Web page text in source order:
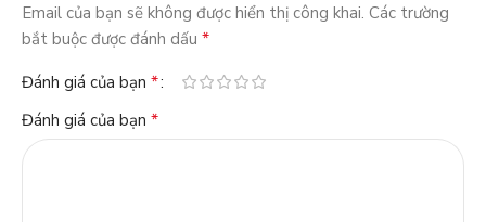
Email của bạn sẽ không được hiển thị công khai. Các trường
bắt buộc được đánh dấu *
Đánh giá của bạn *
Đánh giá của bạn *